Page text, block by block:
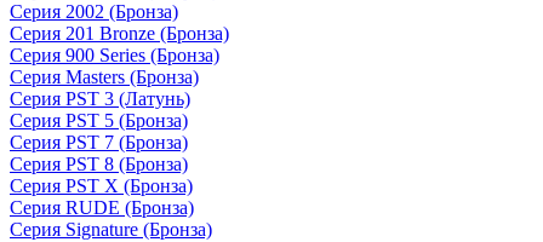
Серия 2002 (Бронза)
Серия 201 Bronze (Бронза)
Серия 900 Series (Бронза)
Серия Masters (Бронза)
Серия PST 3 (Латунь)
Серия PST 5 (Бронза)
Серия PST 7 (Бронза)
Серия PST 8 (Бронза)
Серия PST X (Бронза)
Серия RUDE (Бронза)
Серия Signature (Бронза)